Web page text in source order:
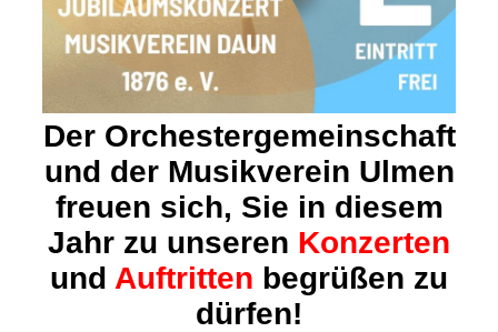
Der Orchestergemeinschaft
und der Musikverein Ulmen
freuen sich, Sie in diesem
Jahr zu unseren Konzerten
und Auftritten begrüßen zu
dürfen!